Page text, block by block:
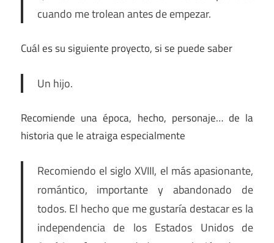
cuando me trolean antes de empezar.
Cuál es su siguiente proyecto, si se puede saber
Un hijo.
Recomiende una época, hecho, personaje… de la
historia que le atraiga especialmente
Recomiendo el siglo XVIII, el más apasionante,
romántico, importante y abandonado de
todos. El hecho que me gustaría destacar es la
independencia de los Estados Unidos de